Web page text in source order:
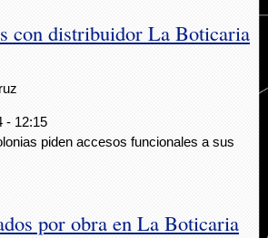
con distribuidor La Boticaria
- 12:15
piden accesos funcionales a sus
por obra en La Boticaria